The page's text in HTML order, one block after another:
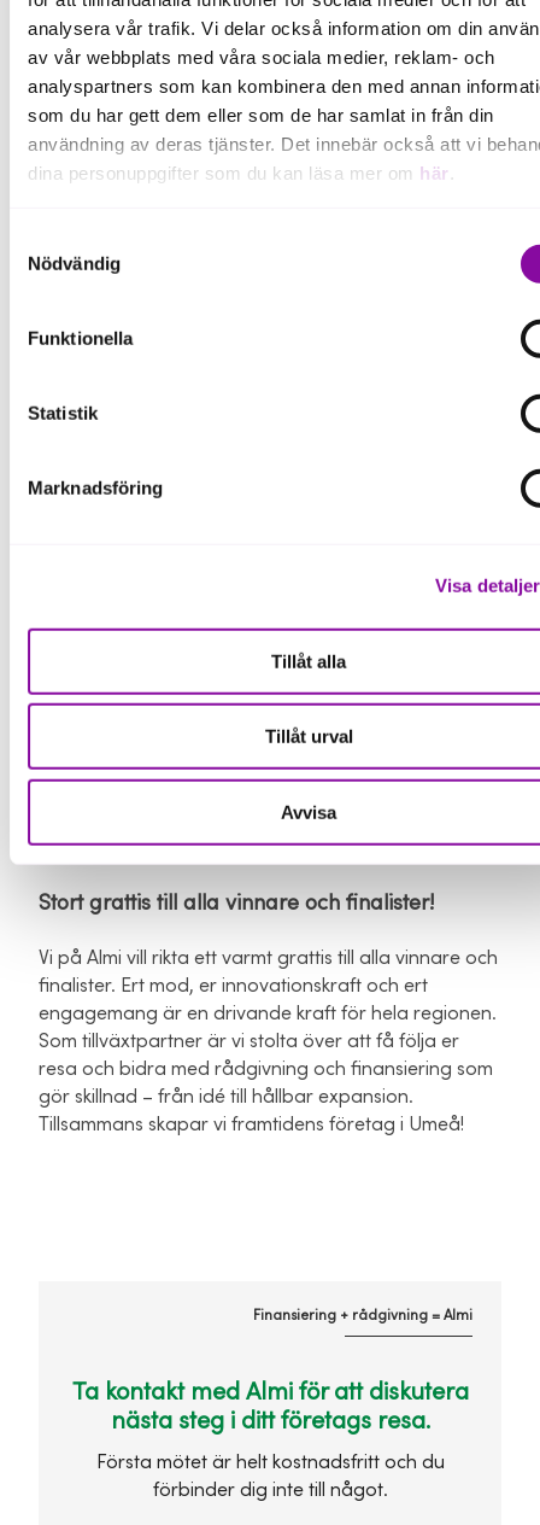
analysera vår trafik. Vi delar också information om din
av vår webbplats med våra sociala medier, reklam- och
analyspartners som kan kombinera den med annan
som du har gett dem eller som de har samlat in från din
användning av deras tjänster. Det innebär också att vi
dina personuppgifter som du kan läsa mer om här .
delning av information enligt ovan, inte att ske, förutom för
som är nödvändiga för att hemsidan ska fungera se mer
Nödvändig
Funktionella
Statistik
Marknadsföring
Visa detaljer
Tillåt alla
Tillåt urval
Avvisa
Lars Brandt, Seaflex, vinnare av Årets företagare och Årets
och Elisabeth Rönnblom.
Årets exportföretag – mod att erövra nya
marknader
Priset uppmärksammar företag som framgångsrikt
internationella marknader och därigenom bidra till
Minst tre årsredovisningar
Exportandelen ska uppgå till minst 50 % av
Juryn gör en samlad bedömning baserad på
offentliga data, företagsunderlag, intervjuer och
exportutveckling och framtidsplaner.
Stort grattis till alla vinnare och finalister!
Vi på Almi vill rikta ett varmt grattis till alla vinnare och
finalister. Ert mod, er innovationskraft och ert
engagemang är en drivande kraft för hela regionen.
Som tillväxtpartner är vi stolta över att få följa er
resa och bidra med rådgivning och finansiering som
gör skillnad – från idé till hållbar expansion.
Tillsammans skapar vi framtidens företag i Umeå!
Finansiering + rådgivning = Almi
Ta kontakt med Almi för att diskutera
nästa steg i ditt företags resa.
Första mötet är helt kostnadsfritt och du
förbinder dig inte till något.